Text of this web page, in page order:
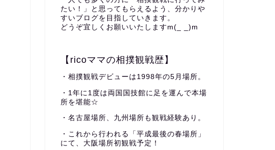
たい！」と思ってもらえるよう、分かりや
すいブログを目指していきます。
どうぞ宜しくお願いいたしますm(_ _)m
【ricoママの相撲観戦歴】
・相撲観戦デビューは1998年の5月場所。
・1年に1度は両国国技館に足を運んで本場
所を堪能☆
・名古屋場所、九州場所も観戦経験あり。
・これから行われる「平成最後の春場所」
にて、大阪場所初観戦予定！